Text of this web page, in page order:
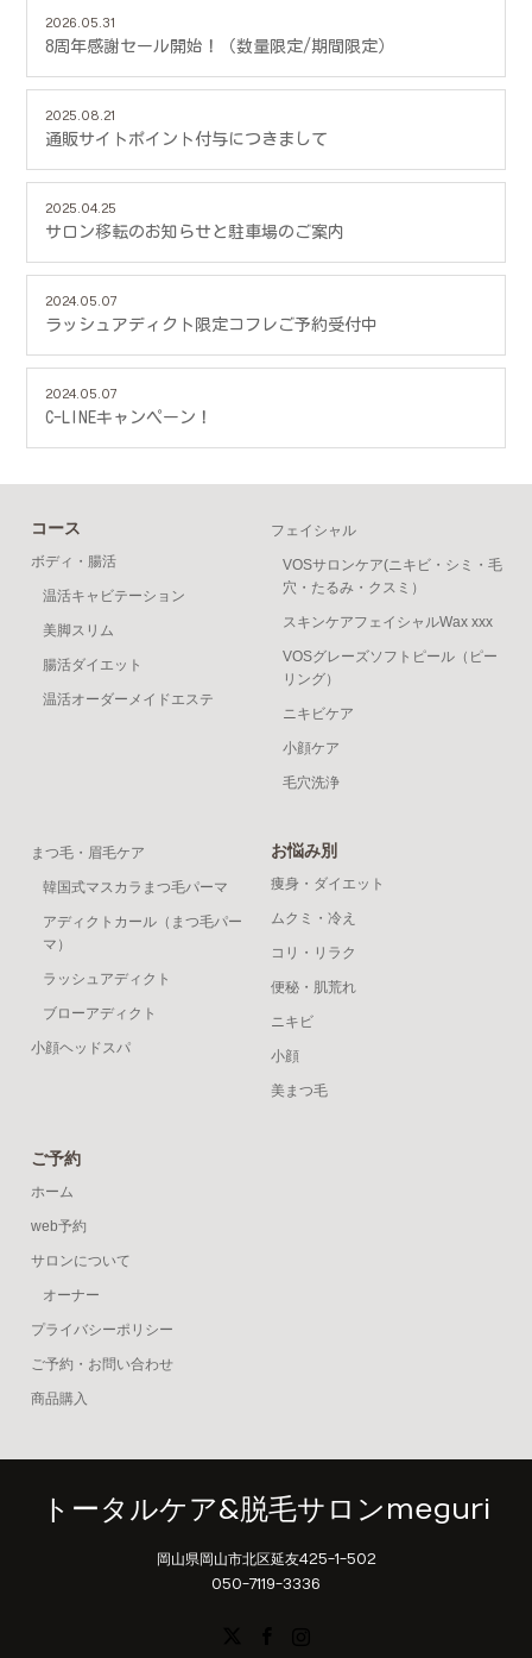
2026.05.31
8周年感謝セール開始！（数量限定/期間限定）
2025.08.21
通販サイトポイント付与につきまして
2025.04.25
サロン移転のお知らせと駐車場のご案内
2024.05.07
ラッシュアディクト限定コフレご予約受付中
2024.05.07
C-LINEキャンペーン！
コース
ボディ・腸活
温活キャビテーション
美脚スリム
腸活ダイエット
温活オーダーメイドエステ
フェイシャル
VOSサロンケア(ニキビ・シミ・毛
穴・たるみ・クスミ）
スキンケアフェイシャルWax xxx
VOSグレーズソフトピール（ピー
リング）
ニキビケア
小顔ケア
毛穴洗浄
まつ毛・眉毛ケア
韓国式マスカラまつ毛パーマ
アディクトカール（まつ毛パー
マ）
ラッシュアディクト
ブローアディクト
小顔ヘッドスパ
お悩み別
痩身・ダイエット
ムクミ・冷え
コリ・リラク
便秘・肌荒れ
ニキビ
小顔
美まつ毛
ご予約
ホーム
web予約
サロンについて
オーナー
プライバシーポリシー
ご予約・お問い合わせ
商品購入
トータルケア&脱毛サロンmeguri
岡山県岡山市北区延友425-1-502
050-7119-3336